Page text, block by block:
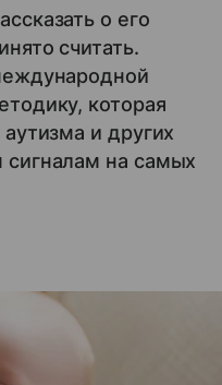
о его
считать.
которая
и других
на самых